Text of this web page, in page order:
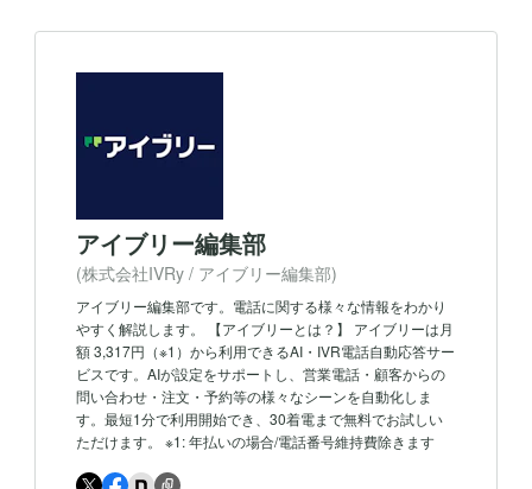
アイブリー編集部
(株式会社IVRy / アイブリー編集部)
アイブリー編集部です。電話に関する様々な情報をわかり
やすく解説します。 【アイブリーとは？】 アイブリーは月
額 3,317円（※1）から利用できるAI・IVR電話自動応答サー
ビスです。AIが設定をサポートし、営業電話・顧客からの
問い合わせ・注文・予約等の様々なシーンを自動化しま
す。最短1分で利用開始でき、30着電まで無料でお試しい
ただけます。 ※1: 年払いの場合/電話番号維持費除きます